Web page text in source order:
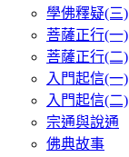
學佛釋疑(三)
菩薩正行(一)
菩薩正行(二)
入門起信(一)
入門起信(二)
宗通與說通
佛典故事